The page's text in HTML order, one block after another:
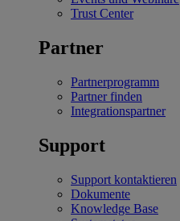
Trust Center
Partner
Partnerprogramm
Partner finden
Integrationspartner
Support
Support kontaktieren
Dokumente
Knowledge Base